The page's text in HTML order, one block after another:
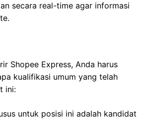
secara real-time agar informasi
Shopee Express, Anda harus
kualifikasi umum yang telah
ini:
untuk posisi ini adalah kandidat